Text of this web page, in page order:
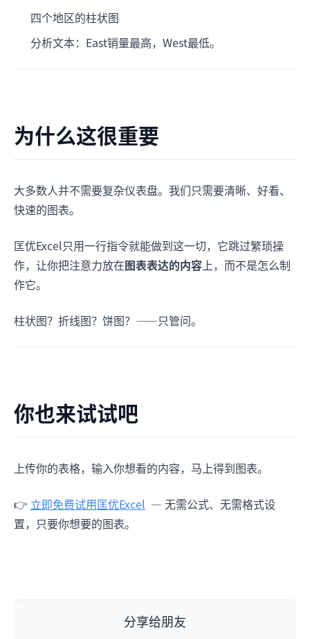
四个地区的柱状图
分析文本：East销量最高，West最低。
为什么这很重要
大多数人并不需要复杂仪表盘。我们只需要清晰、好看、
快速的图表。
匡优Excel只用一行指令就能做到这一切，它跳过繁琐操
作，让你把注意力放在图表表达的内容上，而不是怎么制
作它。
柱状图？折线图？饼图？——只管问。
你也来试试吧
上传你的表格，输入你想看的内容，马上得到图表。
👉 立即免费试用匡优Excel — 无需公式、无需格式设
置，只要你想要的图表。
分享给朋友